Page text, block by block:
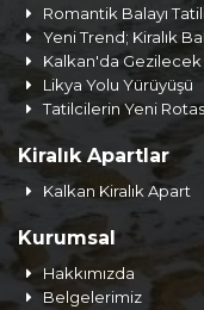
Romantik Balayı
Yeni Trend; Kiralık
Kalkan'da
Likya Yolu Yürüyüşü
Tatilcilerin Yeni
Kiralık Apartlar
Kalkan Kiralık Apart
Kurumsal
Hakkımızda
Belgelerimiz